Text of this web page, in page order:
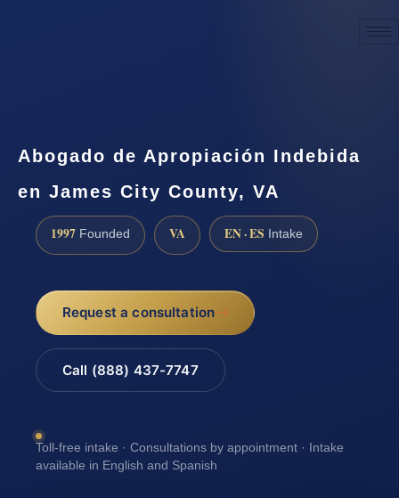
Abogado de Apropiación Indebida
en James City County, VA
1997 Founded VA EN · ES Intake
Request a consultation
Call (888) 437-7747
Toll-free intake · Consultations by appointment · Intake
available in English and Spanish